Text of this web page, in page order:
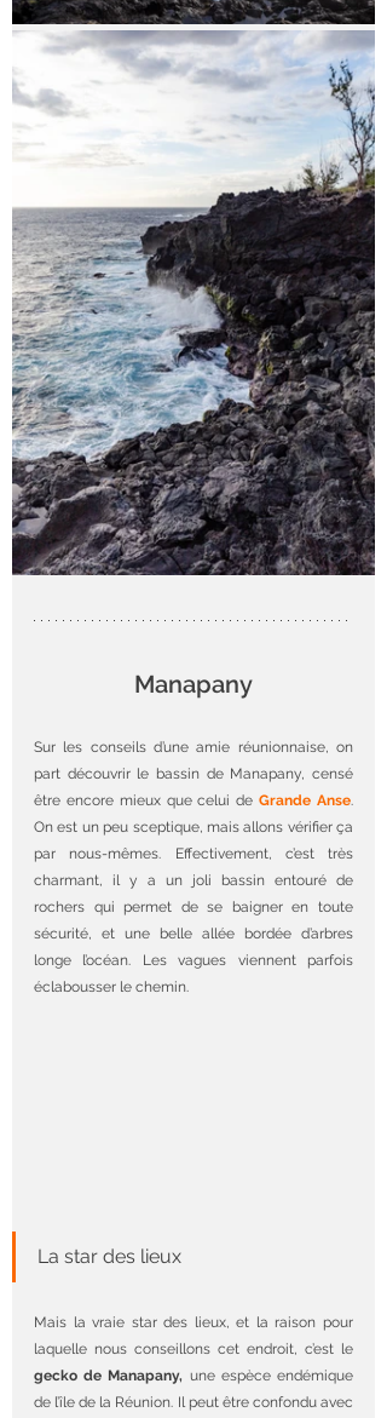
Manapany
Sur les conseils d’une amie réunionnaise, on
part découvrir le bassin de Manapany, censé
être encore mieux que celui de Grande Anse.
On est un peu sceptique, mais allons vérifier ça
par nous-mêmes. Effectivement, c’est très
charmant, il y a un joli bassin entouré de
rochers qui permet de se baigner en toute
sécurité, et une belle allée bordée d’arbres
longe l’océan. Les vagues viennent parfois
éclabousser le chemin.
La star des lieux
Mais la vraie star des lieux, et la raison pour
gecko de Manapany, une espèce endémique
de l’île de la Réunion. Il peut être confondu avec